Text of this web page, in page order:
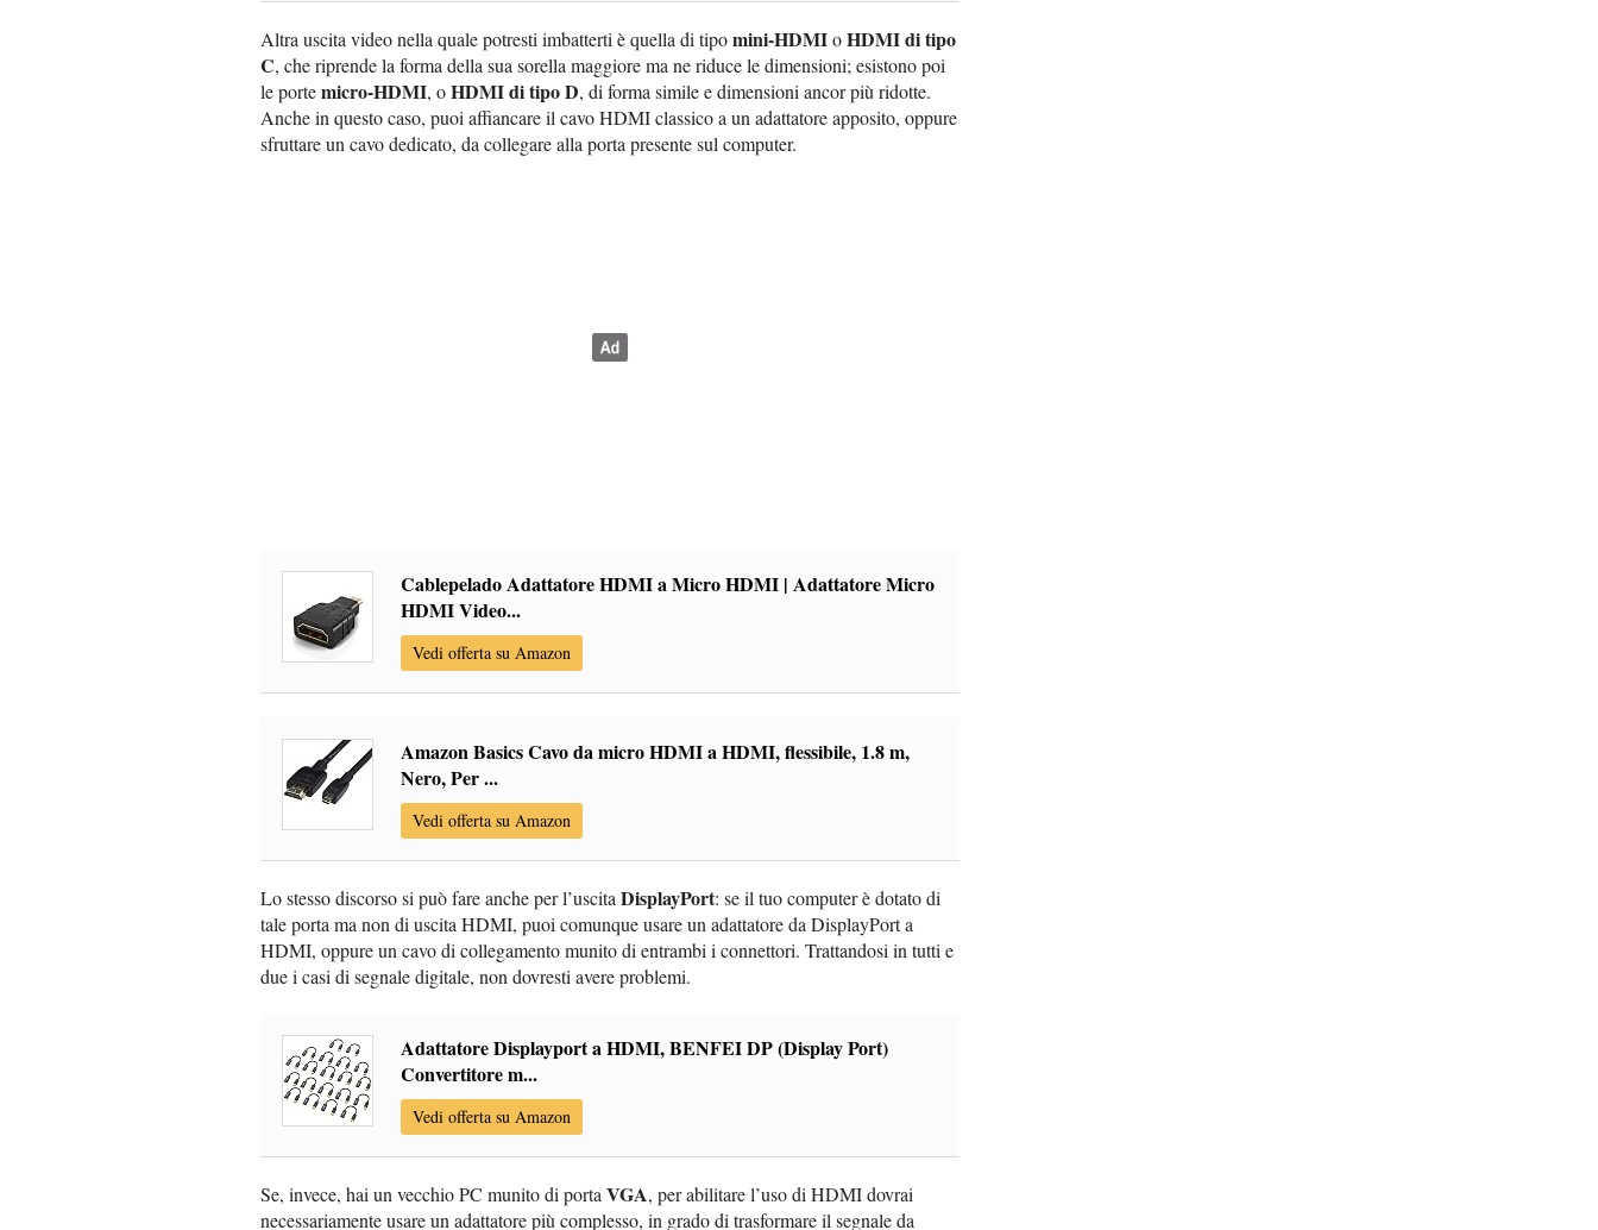
Altra uscita video nella quale potresti imbatterti è quella di tipomini-HDMIoHDMI di tipo
C, che riprende la forma della sua sorella maggiore ma ne riduce le dimensioni; esistono poi
le portemicro-HDMI, oHDMI di tipo D, di forma simile e dimensioni ancor più ridotte.
Anche in questo caso, puoi affiancare il cavo HDMI classico a un adattatore apposito, oppure
sfruttare un cavo dedicato, da collegare alla porta presente sul computer.
Cablepelado Adattatore HDMI a Micro HDMI | Adattatore Micro
HDMI Video...
Vedi offerta su Amazon
Amazon Basics Cavo da micro HDMI a HDMI, flessibile, 1.8 m,
Nero, Per ...
Vedi offerta su Amazon
Lo stesso discorso si può fare anche per l’uscitaDisplayPort: se il tuo computer è dotato di
tale porta ma non di uscita HDMI, puoi comunque usare un adattatore da DisplayPort a
HDMI, oppure un cavo di collegamento munito di entrambi i connettori. Trattandosi in tutti e
due i casi di segnale digitale, non dovresti avere problemi.
Adattatore Displayport a HDMI, BENFEI DP (Display Port)
Convertitore m...
Vedi offerta su Amazon
Se, invece, hai un vecchio PC munito di portaVGA, per abilitare l’uso di HDMI dovrai
necessariamente usare un adattatore più complesso, in grado di trasformare il segnale da